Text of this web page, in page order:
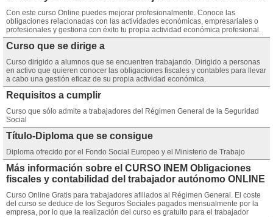
Con este curso Online puedes mejorar profesionalmente. Conoce las
obligaciones relacionadas con las actividades económicas, empresariales o
profesionales y gestiona con éxito tu propia actividad económica profesional.
Curso que se dirige a
Curso dirigido a alumnos que se encuentren trabajando. Dirigido a personas
en activo que quieren conocer las obligaciones fiscales y contables para llevar
a cabo una gestión eficaz de su propia actividad económica.
Requisitos a cumplir
Curso que sólo admite a trabajadores del Régimen General de la Seguridad
Social
Título-Diploma que se consigue
Diploma ofrecido por el Fondo Social Europeo y el Ministerio de Trabajo
Más información sobre el CURSO INEM Obligaciones
fiscales y contabilidad del trabajador autónomo ONLINE
Curso Online Gratis para trabajadores afiliados al Régimen General. El coste
del curso se deduce de los Seguros Sociales pagados mensualmente por la
empresa, por lo que la realización del curso es gratuito para el trabajador